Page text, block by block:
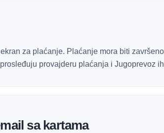
za plaćanje. Plaćanje mora biti
provajderu plaćanja i Jugoprevoz
sa kartama